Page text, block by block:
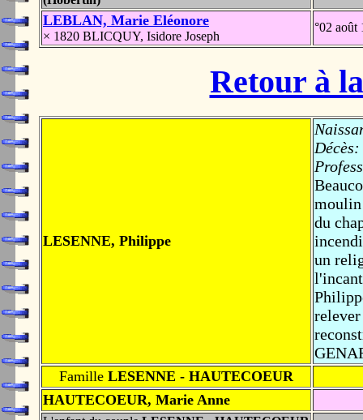
LEBLAN, Marie Eléonore
× 1820 BLICQUY, Isidore Joseph
°02
Retour à
LESENNE, Philippe
Décès:
moulin
du
un
Famille LESENNE - HAUTECOEUR
HAUTECOEUR, Marie Anne